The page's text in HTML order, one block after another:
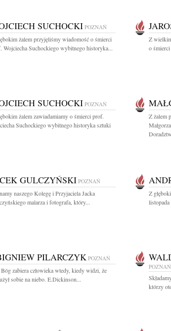
SUCHOCKI POZNAŃ
żalem przyjęliśmy wiadomość o śmierci
Wojciecha Suchockiego wybitnego historyka...
Z
o
SUCHOCKI POZNAŃ
żalem zawiadamiamy o śmierci prof.
Suchockiego wybitnego historyka sztuki
Z żalem
GULCZYŃSKI POZNAŃ
naszego Kolegę i Przyjaciela Jacka
malarza i fotografa, który...
Z
PILARCZYKPOZNAŃ
Bóg zabiera człowieka wtedy, kiedy widzi, że
sobie na niebo. E.Dickinson...
POZNAŃ
którzy